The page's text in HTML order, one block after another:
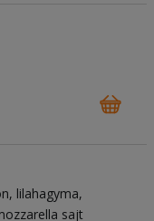
lilahagyma
sajt